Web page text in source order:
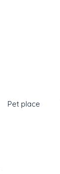
Pet place